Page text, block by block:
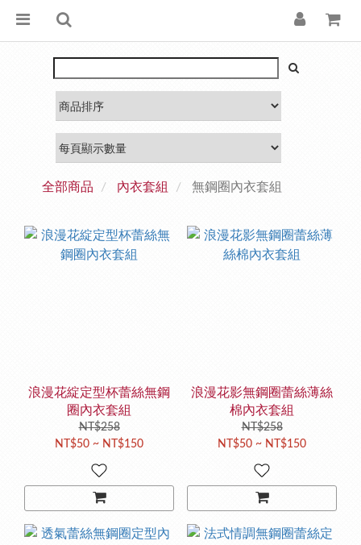
全部商品 內衣套組 無鋼圈內衣套組
浪漫花綻定型杯蕾絲無鋼
圈內衣套組
NT$258
NT$50 ~ NT$150
浪漫花影無鋼圈蕾絲薄絲
棉內衣套組
NT$258
NT$50 ~ NT$150